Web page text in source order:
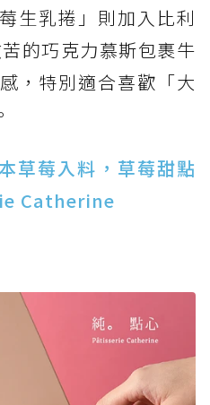
生乳捲」則加入比利
的巧克力慕斯包裹牛
，特別適合喜歡「大
草莓入料，草莓甜點
Catherine